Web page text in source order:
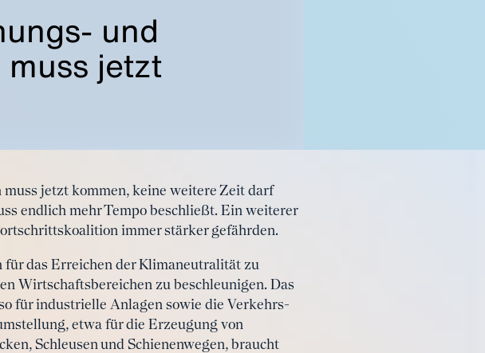
und
jetzt
jetzt kommen, keine weitere Zeit darf
endlich mehr Tempo beschließt. Ein weiterer
immer stärker gefährden.
das Erreichen der Klimaneutralität zu
Wirtschaftsbereichen zu beschleunigen. Das
für industrielle Anlagen sowie die Verkehrs-
etwa für die Erzeugung von
Schleusen und Schienenwegen, braucht